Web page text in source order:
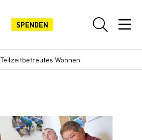
SPENDEN
Teilzeitbetreutes Wohnen